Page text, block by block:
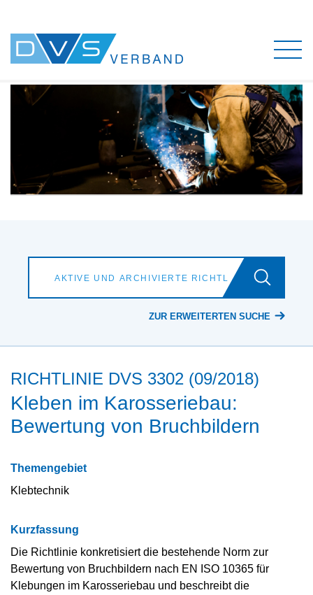
ZUR ERWEITERTEN SUCHE
RICHTLINIE DVS 3302 (09/2018)
Kleben im Karosseriebau:
Bewertung von Bruchbildern
Themengebiet
Klebtechnik
Kurzfassung
Die Richtlinie konkretisiert die bestehende Norm zur
Bewertung von Bruchbildern nach EN ISO 10365 für
Klebungen im Karosseriebau und beschreibt die